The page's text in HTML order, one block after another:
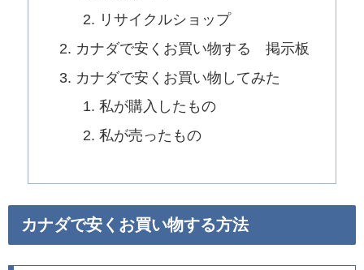
リサイクルショップ
カナダで安くお買い物する 掲示板
カナダで安くお買い物してみた
私が購入したもの
私が売ったもの
カナダで安くお買い物する方法